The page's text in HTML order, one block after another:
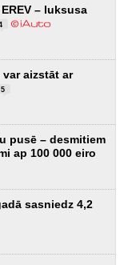
– luksusa
aizstāt ar
5
pusē – desmitiem
ap 100 000 eiro
sasniedz 4,2